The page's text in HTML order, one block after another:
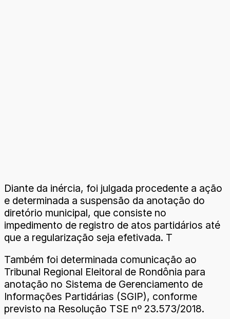
Diante da inércia, foi julgada procedente a ação
e determinada a suspensão da anotação do
diretório municipal, que consiste no
impedimento de registro de atos partidários até
que a regularização seja efetivada. T
Também foi determinada comunicação ao
Tribunal Regional Eleitoral de Rondônia para
anotação no Sistema de Gerenciamento de
Informações Partidárias (SGIP), conforme
previsto na Resolução TSE nº 23.573/2018.